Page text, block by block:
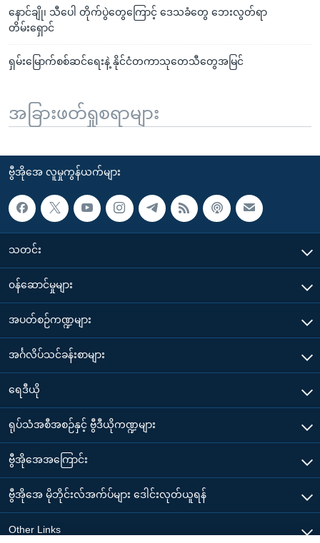
နောင်ချို၊ သီပေါ တိုက်ပွဲတွေကြောင့် ဒေသခံတွေ ဘေးလွတ်ရာ
တိမ်းရှောင်
ရှမ်းမြောက်စစ်ဆင်ရေးနဲ့ နိုင်ငံတကာသုတေသီတွေအမြင်
အခြားဖတ်ရှုစရာများ
ဗွီအိုအေ လူမှုကွန်ယက်များ
သတင်း
၀န်ဆောင်မှုများ
အပတ်စဉ်ကဏ္ဍများ
အင်္ဂလိပ်သင်ခန်းစာများ
ရေဒီယို
ရုပ်သံအစီအစဉ်နှင့် ဗွီဒီယိုကဏ္ဍများ
ဗွီအိုအေအကြောင်း
ဗွီအိုအေ မိုဘိုင်းလ်အက်ပ်များ ဒေါင်းလုတ်ယူရန်
Other Links